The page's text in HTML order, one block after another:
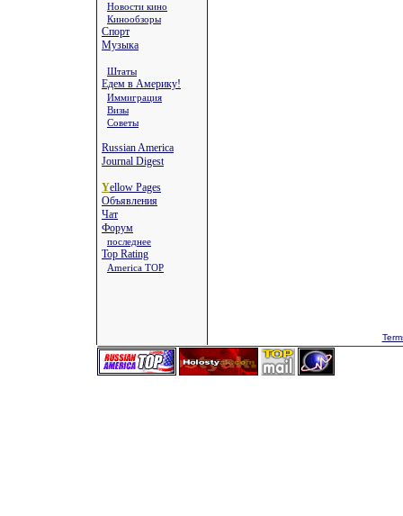
Новости кино
Кинообзоры
Спорт
Музыка
Штаты
Едем в Америку!
Иммиграция
Визы
Советы
Russian America
Journal Digest
Yellow Pages
Объявления
Чат
Форум
последнее
Top Rating
America TOP